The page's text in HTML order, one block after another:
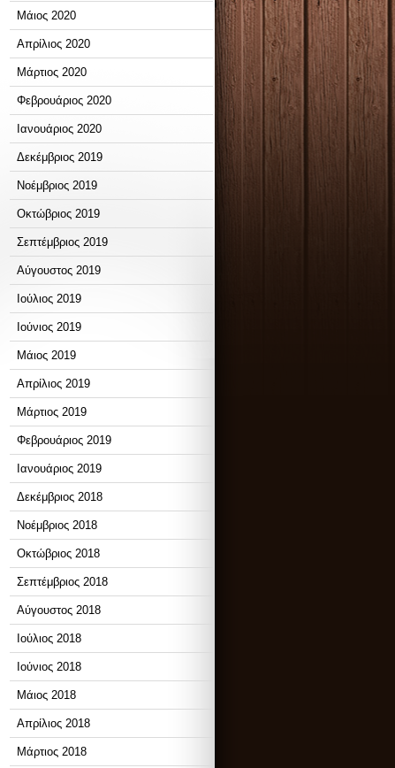
Μάιος 2020
Απρίλιος 2020
Μάρτιος 2020
Φεβρουάριος 2020
Ιανουάριος 2020
Δεκέμβριος 2019
Νοέμβριος 2019
Οκτώβριος 2019
Σεπτέμβριος 2019
Αύγουστος 2019
Ιούλιος 2019
Ιούνιος 2019
Μάιος 2019
Απρίλιος 2019
Μάρτιος 2019
Φεβρουάριος 2019
Ιανουάριος 2019
Δεκέμβριος 2018
Νοέμβριος 2018
Οκτώβριος 2018
Σεπτέμβριος 2018
Αύγουστος 2018
Ιούλιος 2018
Ιούνιος 2018
Μάιος 2018
Απρίλιος 2018
Μάρτιος 2018